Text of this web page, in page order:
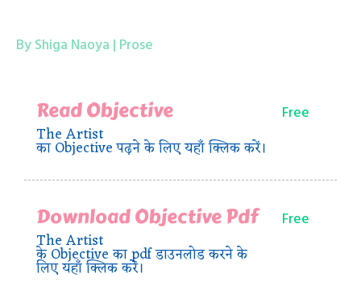
By Shiga Naoya | Prose
Read Objective
The Artist
का Objective पढ़ने के लिए यहाँ क्लिक करें।
Free
Download Objective Pdf
The Artist
के Objective का pdf डाउनलोड करने के
लिए यहाँ क्लिक करें।
Free